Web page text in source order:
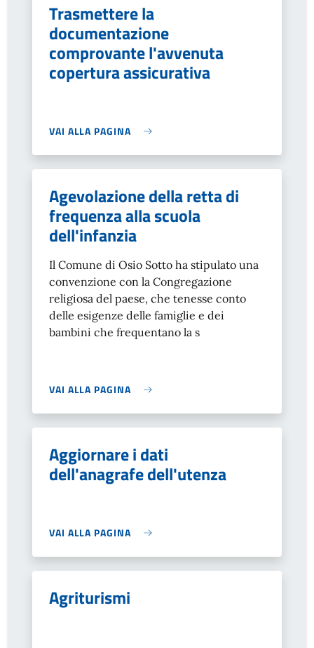
Trasmettere la
documentazione
comprovante l'avvenuta
copertura assicurativa
VAI ALLA PAGINA
Agevolazione della retta di
frequenza alla scuola
dell'infanzia
Il Comune di Osio Sotto ha stipulato una
convenzione con la Congregazione
religiosa del paese, che tenesse conto
delle esigenze delle famiglie e dei
bambini che frequentano la s
VAI ALLA PAGINA
Aggiornare i dati
dell'anagrafe dell'utenza
VAI ALLA PAGINA
Agriturismi